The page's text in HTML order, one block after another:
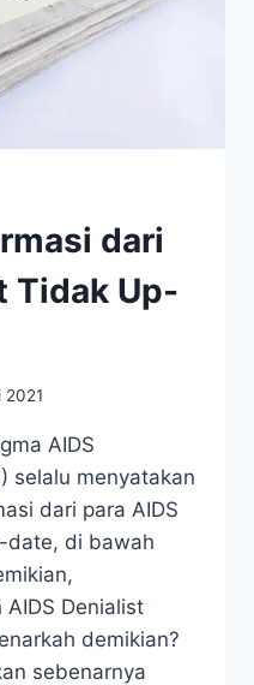
dari
Tidak Up-
2021
AIDS
selalu menyatakan
dari para AIDS
date, di bawah
Denialist
demikian?
sebenarnya